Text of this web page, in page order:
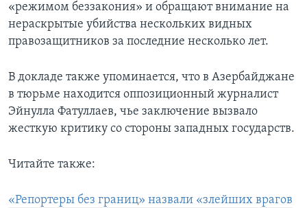
«режимом беззакония» и обращают внимание на
нераскрытые убийства нескольких видных
правозащитников за последние несколько лет.
В докладе также упоминается, что в Азербайджане
в тюрьме находится оппозиционный журналист
Эйнулла Фатуллаев, чье заключение вызвало
жесткую критику со стороны западных государств.
Читайте также:
«Репортеры без границ» назвали «злейших врагов